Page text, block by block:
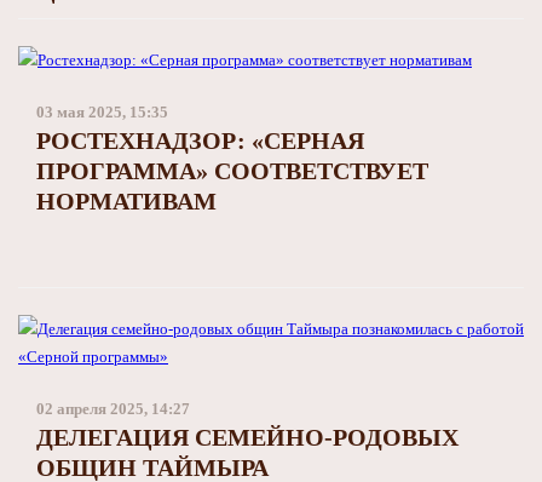
03 мая 2025, 15:35
РОСТЕХНАДЗОР: «СЕРНАЯ
ПРОГРАММА» СООТВЕТСТВУЕТ
НОРМАТИВАМ
02 апреля 2025, 14:27
ДЕЛЕГАЦИЯ СЕМЕЙНО-РОДОВЫХ
ОБЩИН ТАЙМЫРА